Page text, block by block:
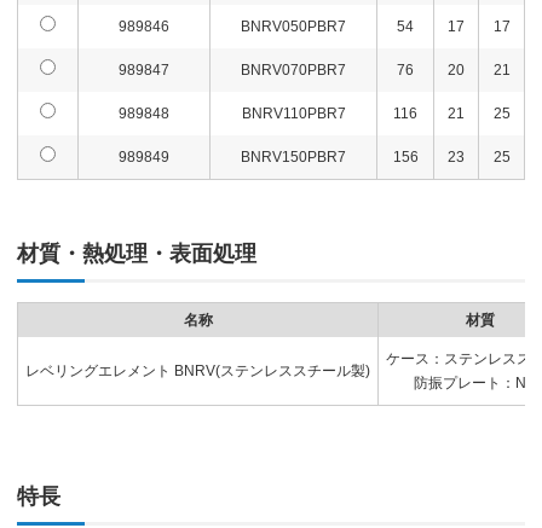
989846 BNRV050PBR7 54 17 17
989847 BNRV070PBR7 76 20 21
989848 BNRV110PBR7 116 21 25
989849 BNRV150PBR7 156 23 25
材質・熱処理・表面処理
名称 材質
レベリングエレメント BNRV(ステンレススチール製)
ケース：ステンレスス
防振プレート：
特長